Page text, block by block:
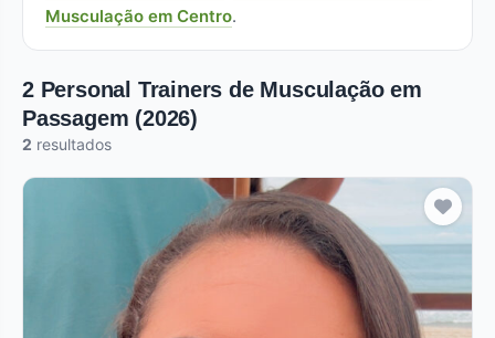
Musculação em Centro.
2 Personal Trainers de Musculação em
Passagem (2026)
2 resultados